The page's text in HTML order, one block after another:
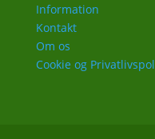
Information
Kontakt
Om os
Cookie og